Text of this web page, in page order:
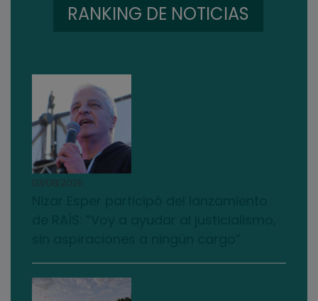
RANKING DE NOTICIAS
03/08/2026